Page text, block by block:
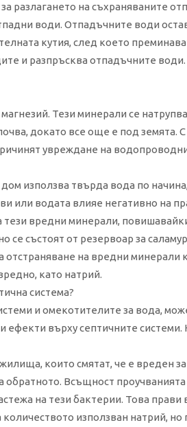
разлагането на съхраняваните
води. Отпадъчните води
кутия, след което
и разпръсква отпадъчните води.
Тези минерали се
докато все още е под земята.
увреждане на
използва твърда вода по начина,
или водата влияе негативно на
вредни минерали,
състоят от резервоар за
отстраняване на вредни минерали
като натрий.
система?
и омекотителите за вода,
върху септичните системи.
които смятат, че е вреден
обратното. Всъщност проучванията
на тези бактерии. Това прави
използван натрий, но